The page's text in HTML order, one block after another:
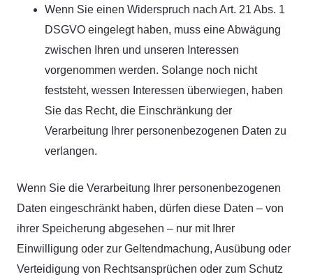
Wenn Sie einen Widerspruch nach Art. 21 Abs. 1
DSGVO eingelegt haben, muss eine Abwägung
zwischen Ihren und unseren Interessen
vorgenommen werden. Solange noch nicht
feststeht, wessen Interessen überwiegen, haben
Sie das Recht, die Einschränkung der
Verarbeitung Ihrer personenbezogenen Daten zu
verlangen.
Wenn Sie die Verarbeitung Ihrer personenbezogenen
Daten eingeschränkt haben, dürfen diese Daten – von
ihrer Speicherung abgesehen – nur mit Ihrer
Einwilligung oder zur Geltendmachung, Ausübung oder
Verteidigung von Rechtsansprüchen oder zum Schutz